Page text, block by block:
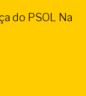
do PSOL Na